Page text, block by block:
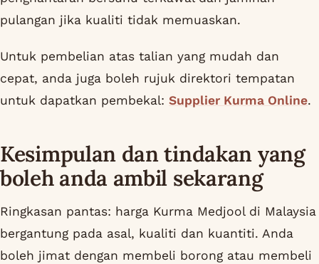
pulangan jika kualiti tidak memuaskan.
Untuk pembelian atas talian yang mudah dan
cepat, anda juga boleh rujuk direktori tempatan
untuk dapatkan pembekal: Supplier Kurma Online.
Kesimpulan dan tindakan yang
boleh anda ambil sekarang
Ringkasan pantas: harga Kurma Medjool di Malaysia
bergantung pada asal, kualiti dan kuantiti. Anda
boleh jimat dengan membeli borong atau membeli